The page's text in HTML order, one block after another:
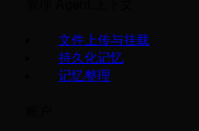
文件上传与挂载
持久化记忆
记忆整理